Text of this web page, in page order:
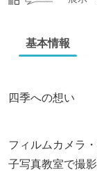
基本情報
四季への想い
フィルムカメラ
子写真教室で撮